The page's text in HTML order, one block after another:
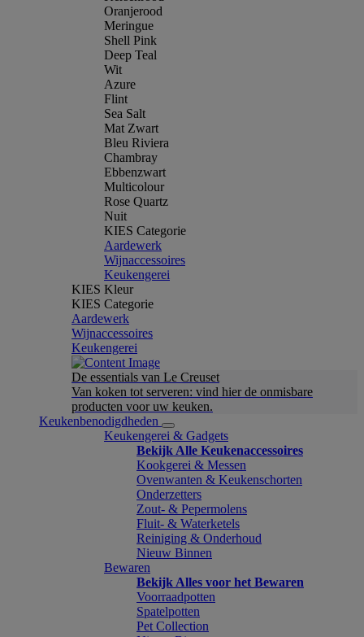
Oranjerood
Meringue
Shell Pink
Deep Teal
Wit
Azure
Flint
Sea Salt
Mat Zwart
Bleu Riviera
Chambray
Ebbenzwart
Multicolour
Rose Quartz
Nuit
KIES Categorie
Aardewerk
Wijnaccessoires
Keukengerei
KIES Kleur
KIES Categorie
Aardewerk
Wijnaccessoires
Keukengerei
De essentials van Le Creuset
Van koken tot serveren: vind hier de onmisbare
producten voor uw keuken.
Keukenbenodigdheden
Keukengerei & Gadgets
Bekijk Alle Keukenaccessoires
Kookgerei & Messen
Ovenwanten & Keukenschorten
Onderzetters
Zout- & Pepermolens
Fluit- & Waterketels
Reiniging & Onderhoud
Nieuw Binnen
Bewaren
Bekijk Alles voor het Bewaren
Voorraadpotten
Spatelpotten
Pet Collection